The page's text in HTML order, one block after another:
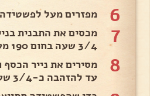
6 מפזרים מעל לפשטידה
7
מכסים את התבנית
3/4 שעה בחום 190 מעלות.
8
מסירים את נייר
עד להזהבה כ-3/4 שעה.